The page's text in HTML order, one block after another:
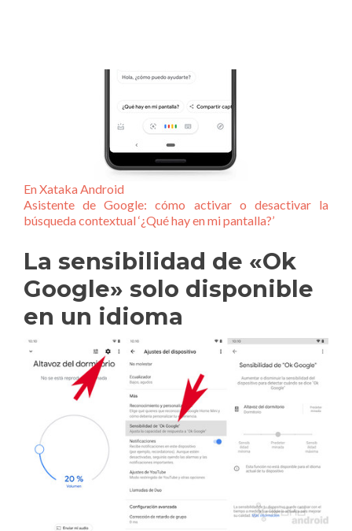
En Xataka Android
Asistente de Google: cómo activar o desactivar la
búsqueda contextual ‘¿Qué hay en mi pantalla?’
La sensibilidad de «Ok
Google» solo disponible
en un idioma